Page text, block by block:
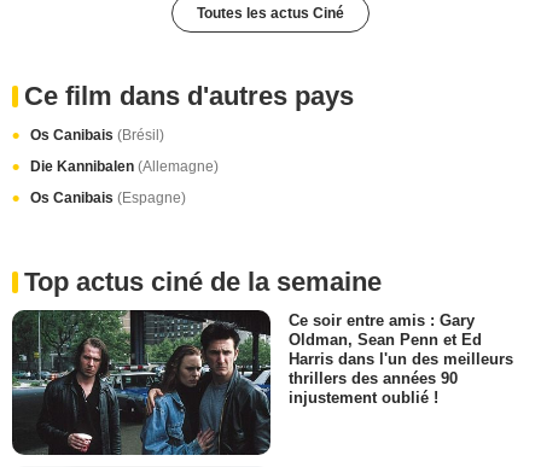
Toutes les actus Ciné
Ce film dans d'autres pays
Os Canibais (Brésil)
Die Kannibalen (Allemagne)
Os Canibais (Espagne)
Top actus ciné de la semaine
Ce soir entre amis : Gary
Oldman, Sean Penn et Ed
Harris dans l'un des meilleurs
thrillers des années 90
injustement oublié !